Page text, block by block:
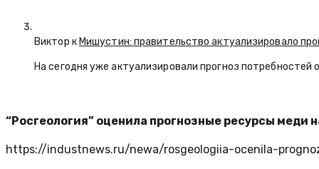
Виктор кМишустин: правительство актуализировало
На сегодня уже актуализировали прогноз
“Росгеология” оценила прогнозные ресурсы меди
https://industnews.ru/newa/rosgeologiia-ocenila-